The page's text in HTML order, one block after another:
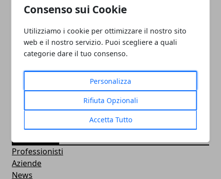
Consenso sui Cookie
Utilizziamo i cookie per ottimizzare il nostro sito
web e il nostro servizio. Puoi scegliere a quali
categorie dare il tuo consenso.
Personalizza
Rifiuta Opzionali
Accetta Tutto
PULITORE COORDINATORE
05/11/2024
Professionisti
Aziende
News